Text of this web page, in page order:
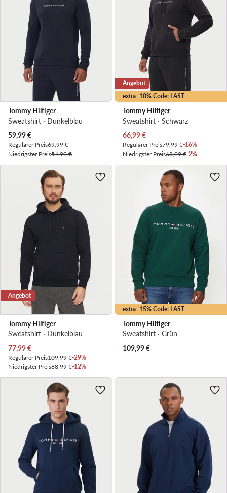
Tommy Hilfiger
Sweatshirt · Dunkelblau
Aktueller Preis
59,99€
Regulärer Preis69,99 €
Niedrigster Preis54,99 €
extra -10% Code: LAST
Angebot
Tommy Hilfiger
Sweatshirt · Schwarz
Aktueller Preis
66,99€
Regulärer Preis79,99 €-16%
Niedrigster Preis68,99 €-2%
Angebot
Tommy Hilfiger
Sweatshirt · Dunkelblau
Aktueller Preis
77,99€
Regulärer Preis109,99 €-29%
Niedrigster Preis88,99 €-12%
extra -15% Code: LAST
Tommy Hilfiger
Sweatshirt · Grün
109,99€